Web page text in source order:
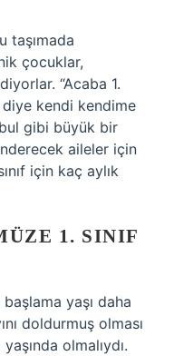
taşımada
çocuklar,
“Acaba 1.
diye kendi kendime
gibi büyük bir
aileler için
için kaç aylık
1. SINIF
yaşı daha
doldurmuş olması
olmalıydı.